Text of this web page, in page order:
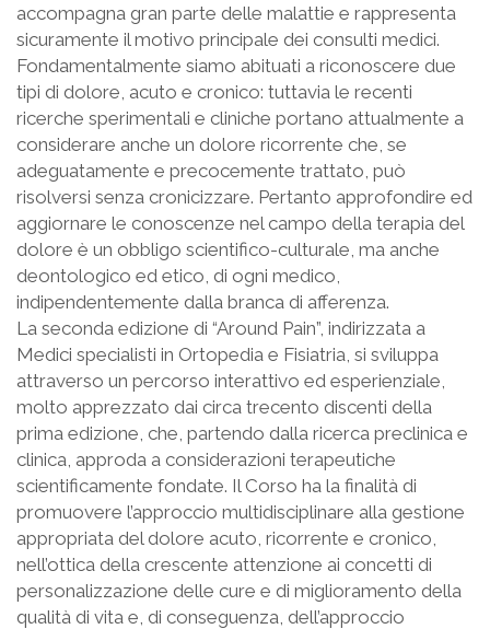
accompagna gran parte delle malattie e rappresenta
sicuramente il motivo principale dei consulti medici.
Fondamentalmente siamo abituati a riconoscere due
tipi di dolore, acuto e cronico: tuttavia le recenti
ricerche sperimentali e cliniche portano attualmente a
considerare anche un dolore ricorrente che, se
adeguatamente e precocemente trattato, può
risolversi senza cronicizzare. Pertanto approfondire ed
aggiornare le conoscenze nel campo della terapia del
dolore è un obbligo scientifico-culturale, ma anche
deontologico ed etico, di ogni medico,
indipendentemente dalla branca di afferenza.
La seconda edizione di “Around Pain”, indirizzata a
Medici specialisti in Ortopedia e Fisiatria, si sviluppa
attraverso un percorso interattivo ed esperienziale,
molto apprezzato dai circa trecento discenti della
prima edizione, che, partendo dalla ricerca preclinica e
clinica, approda a considerazioni terapeutiche
scientificamente fondate. Il Corso ha la finalità di
promuovere l’approccio multidisciplinare alla gestione
appropriata del dolore acuto, ricorrente e cronico,
nell’ottica della crescente attenzione ai concetti di
personalizzazione delle cure e di miglioramento della
qualità di vita e, di conseguenza, dell’approccio